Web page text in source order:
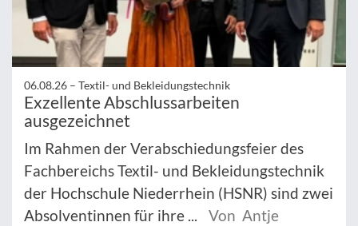
06.08.26 – Textil- und Bekleidungstechnik
Exzellente Abschlussarbeiten
ausgezeichnet
Im Rahmen der Verabschiedungsfeier des
Fachbereichs Textil- und Bekleidungstechnik
der Hochschule Niederrhein (HSNR) sind zwei
Absolventinnen für ihre ...
Von Antje